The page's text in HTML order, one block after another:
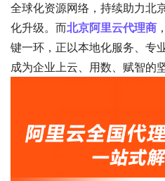
全球化资源网络，持续助力北
化升级。而北京阿里云代理商
键一环，正以本地化服务、专
成为企业上云、用数、赋智的